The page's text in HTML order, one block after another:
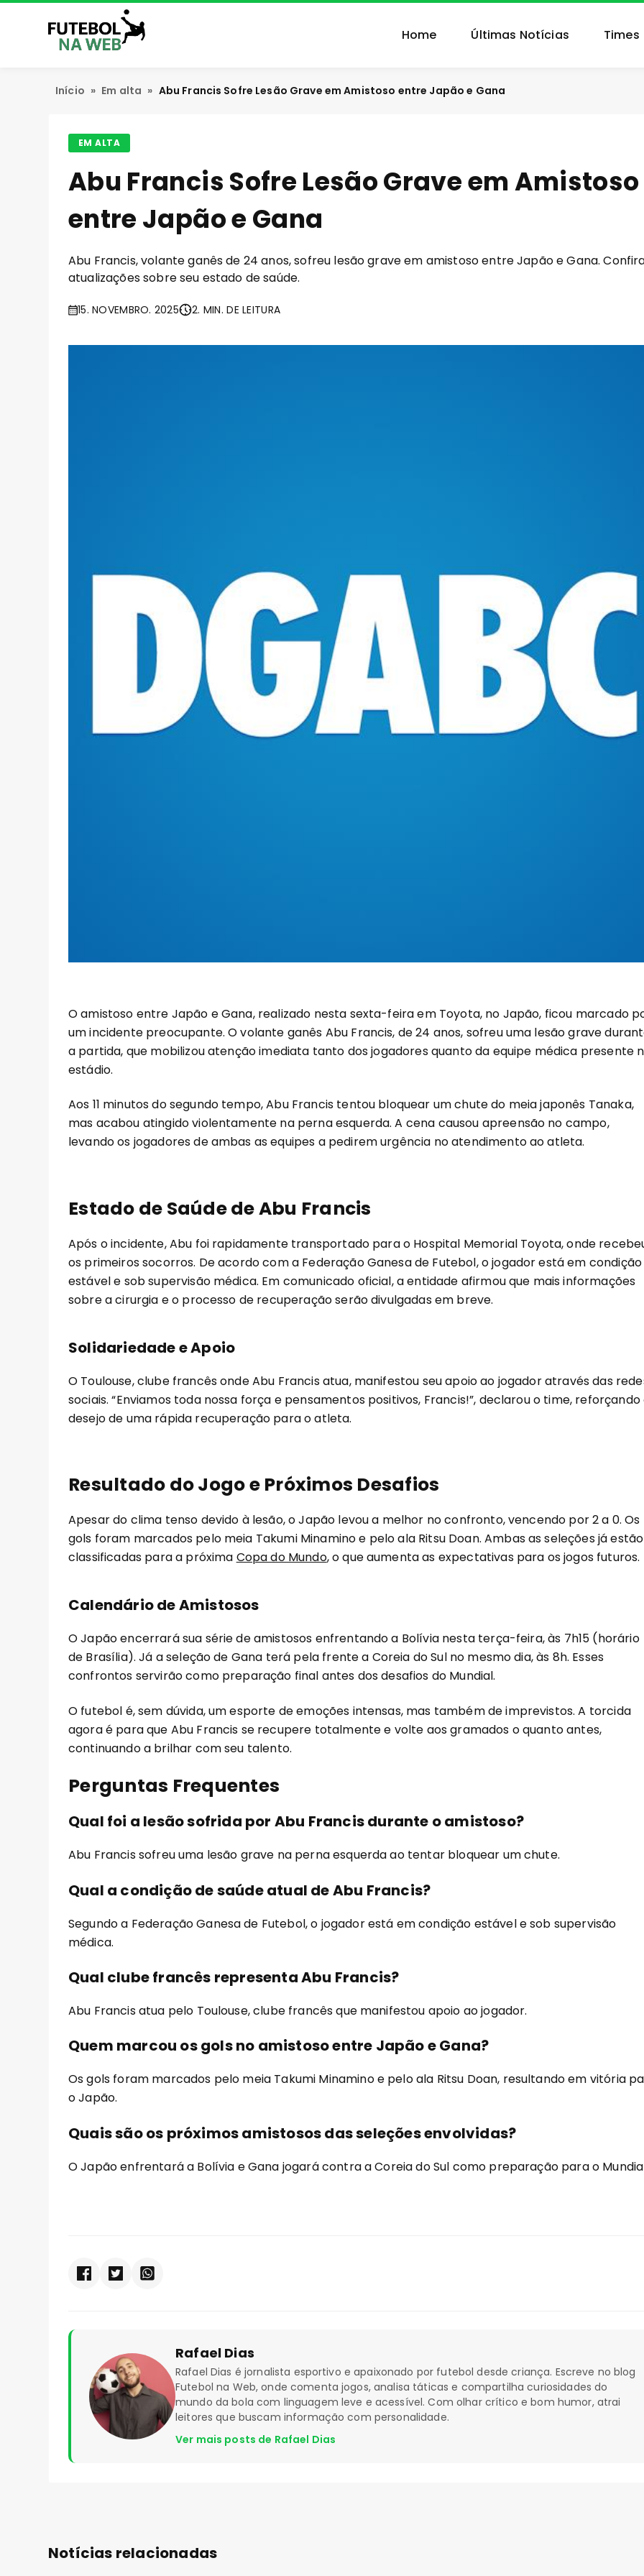
Home Últimas Notícias Times
Início » Em alta » Abu Francis Sofre Lesão Grave em Amistoso entre Japão e Gana
EM ALTA
Abu Francis Sofre Lesão Grave em Amistoso
entre Japão e Gana
Abu Francis, volante ganês de 24 anos, sofreu lesão grave em amistoso entre Japão e Gana.
atualizações sobre seu estado de saúde.
15. NOVEMBRO. 2025 2. MIN. DE LEITURA
O amistoso entre Japão e Gana, realizado nesta sexta-feira em Toyota, no Japão, ficou marcado
um incidente preocupante. O volante ganês Abu Francis, de 24 anos, sofreu uma lesão grave
a partida, que mobilizou atenção imediata tanto dos jogadores quanto da equipe médica presente
estádio.
Aos 11 minutos do segundo tempo, Abu Francis tentou bloquear um chute do meia japonês Tanaka,
mas acabou atingido violentamente na perna esquerda. A cena causou apreensão no campo,
levando os jogadores de ambas as equipes a pedirem urgência no atendimento ao atleta.
Estado de Saúde de Abu Francis
Após o incidente, Abu foi rapidamente transportado para o Hospital Memorial Toyota, onde
os primeiros socorros. De acordo com a Federação Ganesa de Futebol, o jogador está em condição
estável e sob supervisão médica. Em comunicado oficial, a entidade afirmou que mais informações
sobre a cirurgia e o processo de recuperação serão divulgadas em breve.
Solidariedade e Apoio
O Toulouse, clube francês onde Abu Francis atua, manifestou seu apoio ao jogador através das
sociais. “Enviamos toda nossa força e pensamentos positivos, Francis!”, declarou o time, reforçando
desejo de uma rápida recuperação para o atleta.
Resultado do Jogo e Próximos Desafios
Apesar do clima tenso devido à lesão, o Japão levou a melhor no confronto, vencendo por 2 a 0. Os
gols foram marcados pelo meia Takumi Minamino e pelo ala Ritsu Doan. Ambas as seleções já estão
classificadas para a próxima Copa do Mundo, o que aumenta as expectativas para os jogos futuros.
Calendário de Amistosos
O Japão encerrará sua série de amistosos enfrentando a Bolívia nesta terça-feira, às 7h15 (horário
de Brasília). Já a seleção de Gana terá pela frente a Coreia do Sul no mesmo dia, às 8h. Esses
confrontos servirão como preparação final antes dos desafios do Mundial.
O futebol é, sem dúvida, um esporte de emoções intensas, mas também de imprevistos. A torcida
agora é para que Abu Francis se recupere totalmente e volte aos gramados o quanto antes,
continuando a brilhar com seu talento.
Perguntas Frequentes
Qual foi a lesão sofrida por Abu Francis durante o amistoso?
Abu Francis sofreu uma lesão grave na perna esquerda ao tentar bloquear um chute.
Qual a condição de saúde atual de Abu Francis?
Segundo a Federação Ganesa de Futebol, o jogador está em condição estável e sob supervisão
médica.
Qual clube francês representa Abu Francis?
Abu Francis atua pelo Toulouse, clube francês que manifestou apoio ao jogador.
Quem marcou os gols no amistoso entre Japão e Gana?
Os gols foram marcados pelo meia Takumi Minamino e pelo ala Ritsu Doan, resultando em vitória
o Japão.
Quais são os próximos amistosos das seleções envolvidas?
O Japão enfrentará a Bolívia e Gana jogará contra a Coreia do Sul como preparação para o
Rafael Dias
Rafael Dias é jornalista esportivo e apaixonado por futebol desde criança. Escreve no blog
Futebol na Web, onde comenta jogos, analisa táticas e compartilha curiosidades do
mundo da bola com linguagem leve e acessível. Com olhar crítico e bom humor, atrai
leitores que buscam informação com personalidade.
Ver mais posts de Rafael Dias
Notícias relacionadas